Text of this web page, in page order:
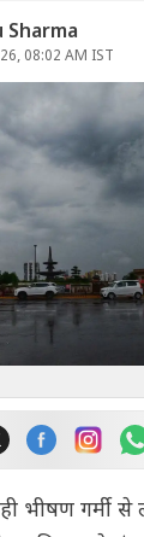
Sharma
08:02 AM IST
भीषण गर्मी से